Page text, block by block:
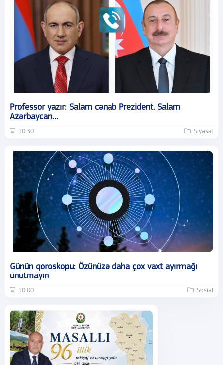
Professor yazır: Salam cənab Prezident. Salam
Azərbaycan…
10:30 Siyasət
Günün qoroskopu: Özünüzə daha çox vaxt ayırmağı
unutmayın
10:00 Sosial